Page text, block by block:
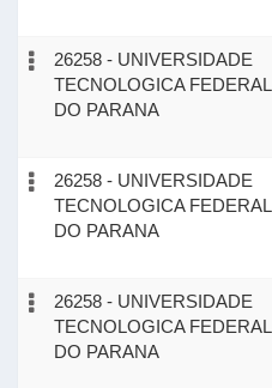
26258 - UNIVERSIDADE
TECNOLOGICA FEDERAL
DO PARANA
26258 - UNIVERSIDADE
TECNOLOGICA FEDERAL
DO PARANA
26258 - UNIVERSIDADE
TECNOLOGICA FEDERAL
DO PARANA